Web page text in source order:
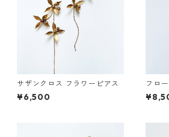
サザンクロス フラワーピアス
¥6,500
フロ
プピ